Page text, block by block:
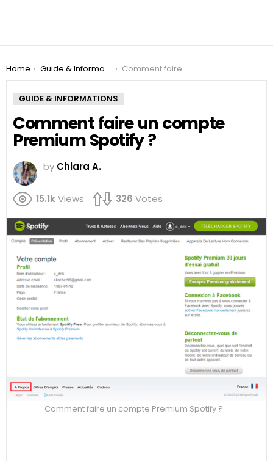
You are here:
Home Guide & Informations Comment faire un compte Premium Spotify ?
GUIDE & INFORMATIONS
Comment faire un compte
Premium Spotify ?
by Chiara A.
15.1kViews 326 Votes
Comment faire un compte Premium Spotify ?